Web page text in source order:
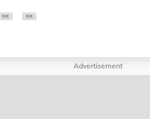
Advertisement